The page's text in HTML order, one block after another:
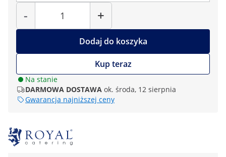
-
Liczba
+
Dodaj do koszyka
Kup teraz
Na stanie
DARMOWA DOSTAWA ok. środa, 12 sierpnia
Gwarancja najniższej ceny